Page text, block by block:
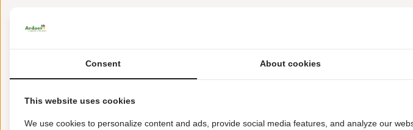
Consent About cookies
This website uses cookies
We use cookies to personalize content and ads, provide social media features, and analyze our